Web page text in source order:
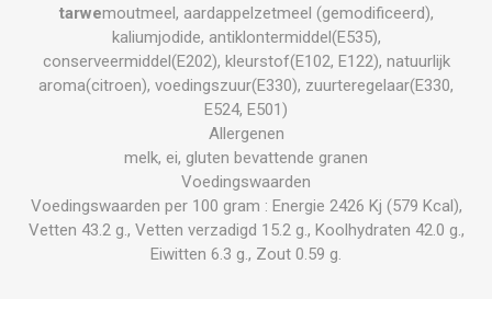
tarwemoutmeel, aardappelzetmeel (gemodificeerd),
kaliumjodide, antiklontermiddel(E535),
conserveermiddel(E202), kleurstof(E102, E122), natuurlijk
aroma(citroen), voedingszuur(E330), zuurteregelaar(E330,
E524, E501)
Allergenen
melk, ei, gluten bevattende granen
Voedingswaarden
Voedingswaarden per 100 gram : Energie 2426 Kj (579 Kcal),
Vetten 43.2 g., Vetten verzadigd 15.2 g., Koolhydraten 42.0 g.,
Eiwitten 6.3 g., Zout 0.59 g.